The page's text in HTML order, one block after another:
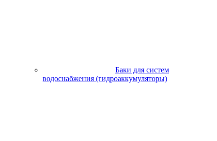
Баки для систем
водоснабжения (гидроаккумуляторы)